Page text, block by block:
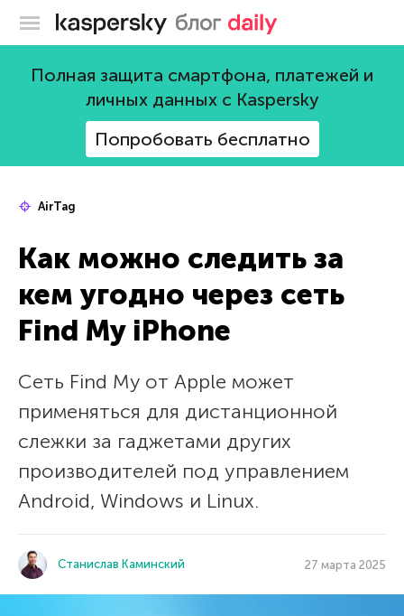
Блог Касперского
Полная защита смартфона, платежей и
личных данных с Kaspersky
Попробовать бесплатно
AirTag
Как можно следить за
кем угодно через сеть
Find My iPhone
Сеть Find My от Apple может
применяться для дистанционной
слежки за гаджетами других
производителей под управлением
Android, Windows и Linux.
Станислав Каминский 27 марта 2025